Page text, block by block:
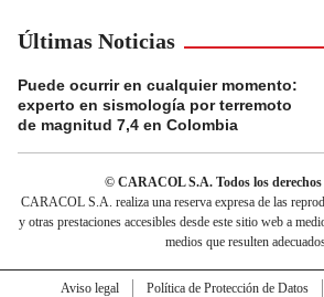
Últimas Noticias
Puede ocurrir en cualquier momento:
experto en sismología por terremoto
de magnitud 7,4 en Colombia
© CARACOL S.A. Todos los derechos
CARACOL S.A. realiza una reserva expresa de las
y otras prestaciones accesibles desde este sitio web a
medios que resulten
Aviso legal Política de Protección de Datos